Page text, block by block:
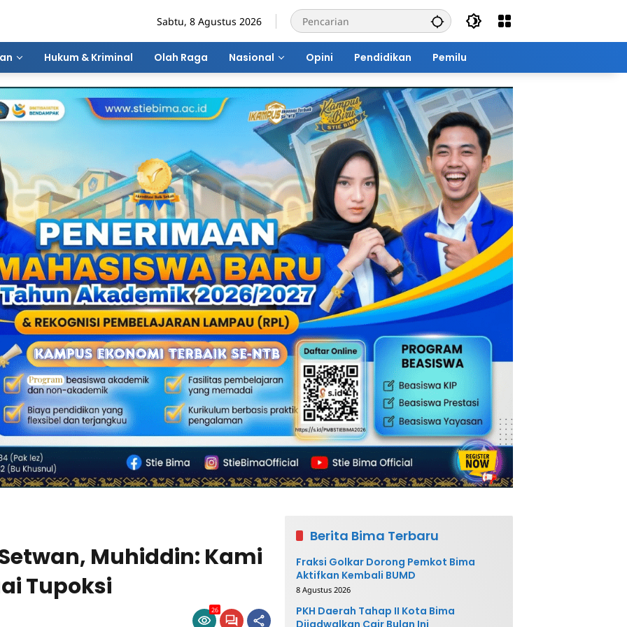
Sabtu, 8 Agustus 2026
Hukum & Kriminal Olah Raga Nasional Opini Pendidikan Pemilu
Muhiddin: Kami
Tupoksi
26
Berita Bima Terbaru
Fraksi Golkar Dorong Pemkot Bima
Aktifkan Kembali BUMD
8 Agustus 2026
PKH Daerah Tahap II Kota Bima
Dijadwalkan Cair Bulan Ini